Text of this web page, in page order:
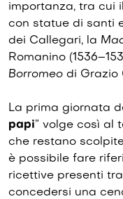
importanza, tra cui
con statue di santi
dei Callegari, la
Romanino
Borromeo di Grazio
La prima giornata
papi” volge così al
che restano
è possibile fare
ricettive presenti
concedersi una